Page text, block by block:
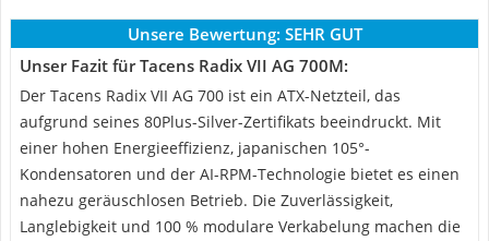
Unsere Bewertung: SEHR GUT
Unser Fazit für Tacens Radix VII AG 700M:
Der Tacens Radix VII AG 700 ist ein ATX-Netzteil, das
aufgrund seines 80Plus-Silver-Zertifikats beeindruckt. Mit
einer hohen Energieeffizienz, japanischen 105°-
Kondensatoren und der AI-RPM-Technologie bietet es einen
nahezu geräuschlosen Betrieb. Die Zuverlässigkeit,
Langlebigkeit und 100 % modulare Verkabelung machen die